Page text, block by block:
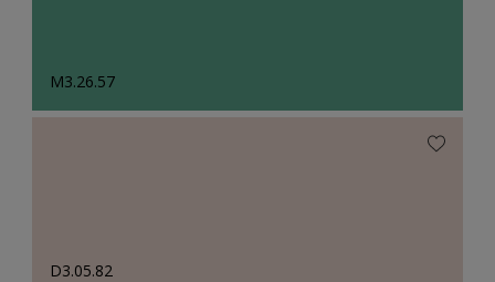
M3.26.57
D3.05.82